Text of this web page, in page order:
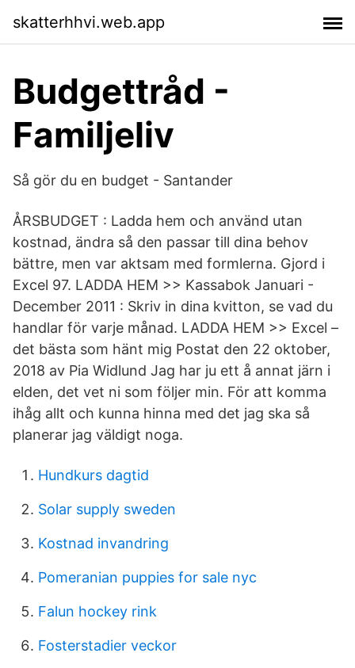
skatterhhvi.web.app
Budgettråd -
Familjeliv
Så gör du en budget - Santander
ÅRSBUDGET : Ladda hem och använd utan
kostnad, ändra så den passar till dina behov
bättre, men var aktsam med formlerna. Gjord i
Excel 97. LADDA HEM >> Kassabok Januari -
December 2011 : Skriv in dina kvitton, se vad du
handlar för varje månad. LADDA HEM >> Excel –
det bästa som hänt mig Postat den 22 oktober,
2018 av Pia Widlund Jag har ju ett å annat järn i
elden, det vet ni som följer min. För att komma
ihåg allt och kunna hinna med det jag ska så
planerar jag väldigt noga.
Hundkurs dagtid
Solar supply sweden
Kostnad invandring
Pomeranian puppies for sale nyc
Falun hockey rink
Fosterstadier veckor